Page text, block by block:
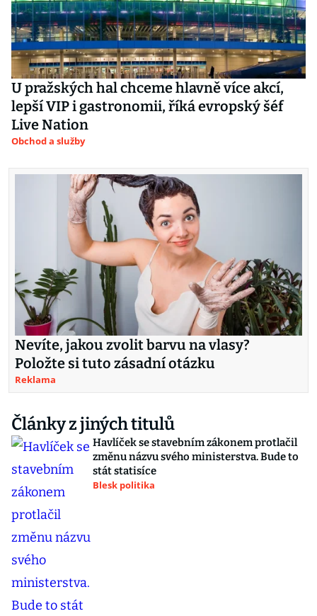
U pražských hal chceme hlavně více akcí,
lepší VIP i gastronomii, říká evropský šéf
Live Nation
Obchod a služby
Nevíte, jakou zvolit barvu na vlasy?
Položte si tuto zásadní otázku
Reklama
Články z jiných titulů
Havlíček se stavebním zákonem protlačil
změnu názvu svého ministerstva. Bude to
stát statisíce
Blesk politika